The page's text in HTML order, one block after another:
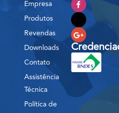
Empresa
Produtos
Revendas
Downloads
Contato
Assistência
Técnica
Política de